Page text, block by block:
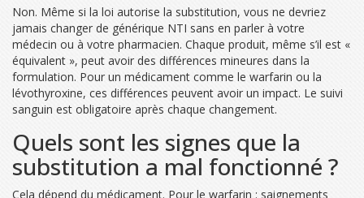
Non. Même si la loi autorise la substitution, vous ne devriez
jamais changer de générique NTI sans en parler à votre
médecin ou à votre pharmacien. Chaque produit, même s’il est «
équivalent », peut avoir des différences mineures dans la
formulation. Pour un médicament comme le warfarin ou la
lévothyroxine, ces différences peuvent avoir un impact. Le suivi
sanguin est obligatoire après chaque changement.
Quels sont les signes que la
substitution a mal fonctionné ?
Cela dépend du médicament. Pour le warfarin : saignements